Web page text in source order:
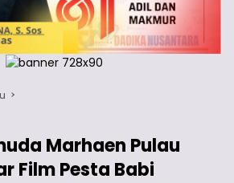
Marhaen Pulau
Film Pesta Babi